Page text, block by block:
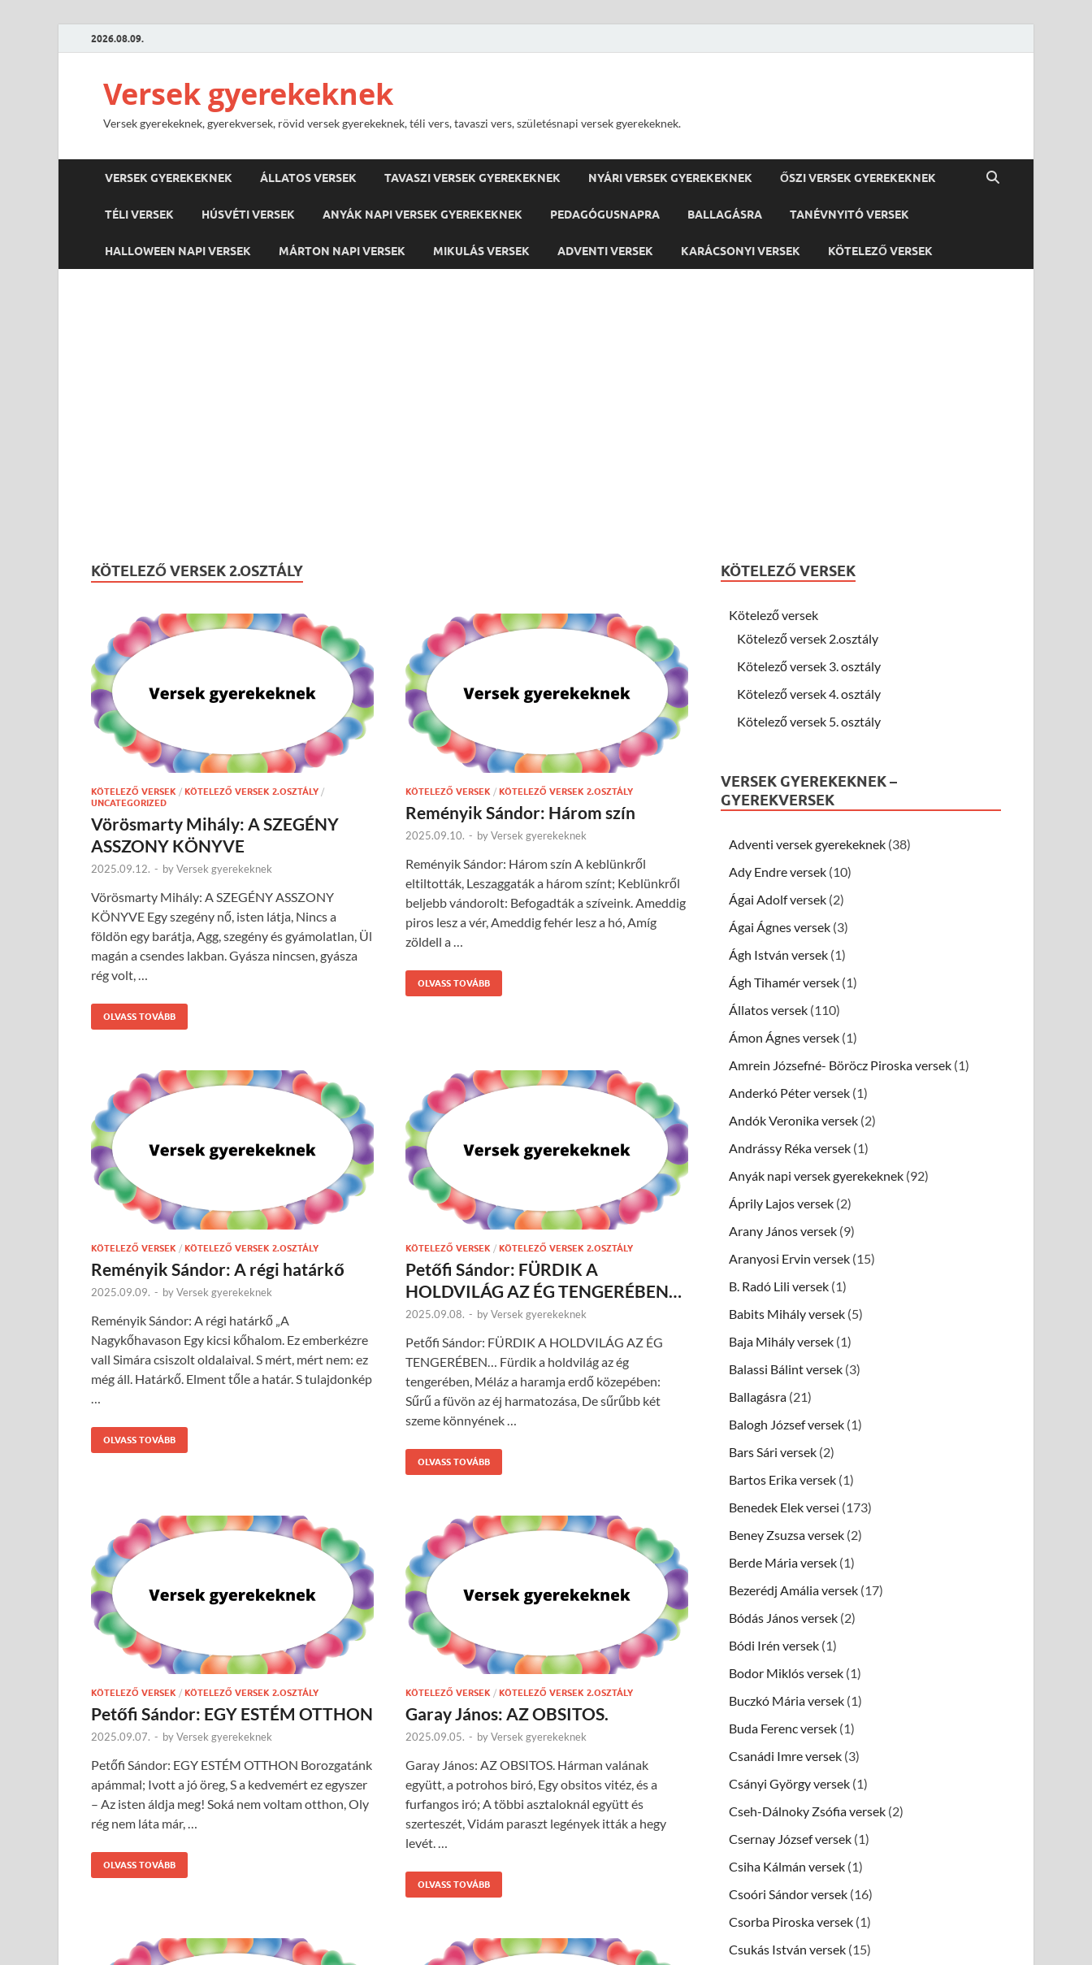
2026.08.09.
Versek gyerekeknek
Versek gyerekeknek, gyerekversek, rövid versek gyerekeknek, téli vers, tavaszi vers, születésnapi versek gyerekeknek.
VERSEK GYEREKEKNEK ÁLLATOS VERSEK TAVASZI VERSEK GYEREKEKNEK NYÁRI VERSEK GYEREKEKNEK ŐSZI VERSEK GYEREKEKNEK
TÉLI VERSEK HÚSVÉTI VERSEK ANYÁK NAPI VERSEK GYEREKEKNEK PEDAGÓGUSNAPRA BALLAGÁSRA TANÉVNYITÓ VERSEK
HALLOWEEN NAPI VERSEK MÁRTON NAPI VERSEK MIKULÁS VERSEK ADVENTI VERSEK KARÁCSONYI VERSEK KÖTELEZŐ VERSEK
KÖTELEZŐ VERSEK 2.OSZTÁLY
KÖTELEZŐ VERSEK / KÖTELEZŐ VERSEK 2.OSZTÁLY /
UNCATEGORIZED
Vörösmarty Mihály: A SZEGÉNY
ASSZONY KÖNYVE
2025.09.12. - byVersek gyerekeknek
Vörösmarty Mihály: A SZEGÉNY ASSZONY
KÖNYVE Egy szegény nő, isten látja, Nincs a
földön egy barátja, Agg, szegény és gyámolatlan, Ül
magán a csendes lakban. Gyásza nincsen, gyásza
rég volt, …
OLVASS TOVÁBB
KÖTELEZŐ VERSEK / KÖTELEZŐ VERSEK 2.OSZTÁLY
Reményik Sándor: Három szín
2025.09.10. - byVersek gyerekeknek
Reményik Sándor: Három szín A keblünkről
eltiltották, Leszaggaták a három színt; Keblünkről
beljebb vándorolt: Befogadták a szíveink. Ameddig
piros lesz a vér, Ameddig fehér lesz a hó, Amíg
zöldell a …
OLVASS TOVÁBB
KÖTELEZŐ VERSEK / KÖTELEZŐ VERSEK 2.OSZTÁLY
Reményik Sándor: A régi határkő
2025.09.09. - byVersek gyerekeknek
Reményik Sándor: A régi határkő „A
Nagykőhavason Egy kicsi kőhalom. Ez emberkézre
vall Simára csiszolt oldalaival. S mért, mért nem: ez
még áll. Határkő. Elment tőle a határ. S tulajdonkép
OLVASS TOVÁBB
KÖTELEZŐ VERSEK / KÖTELEZŐ VERSEK 2.OSZTÁLY
Petőfi Sándor: FÜRDIK A
HOLDVILÁG AZ ÉG TENGERÉBEN…
2025.09.08. - byVersek gyerekeknek
Petőfi Sándor: FÜRDIK A HOLDVILÁG AZ ÉG
TENGERÉBEN… Fürdik a holdvilág az ég
tengerében, Méláz a haramja erdő közepében:
Sűrű a füvön az éj harmatozása, De sűrűbb két
szeme könnyének …
OLVASS TOVÁBB
KÖTELEZŐ VERSEK / KÖTELEZŐ VERSEK 2.OSZTÁLY
Petőfi Sándor: EGY ESTÉM OTTHON
2025.09.07. - byVersek gyerekeknek
Petőfi Sándor: EGY ESTÉM OTTHON Borozgatánk
apámmal; Ivott a jó öreg, S a kedvemért ez egyszer
– Az isten áldja meg! Soká nem voltam otthon, Oly
rég nem láta már, …
OLVASS TOVÁBB
KÖTELEZŐ VERSEK / KÖTELEZŐ VERSEK 2.OSZTÁLY
Garay János: AZ OBSITOS.
2025.09.05. - byVersek gyerekeknek
Garay János: AZ OBSITOS. Hárman valának
együtt, a potrohos biró, Egy obsitos vitéz, és a
furfangos iró; A többi asztaloknál együtt és
szerteszét, Vidám paraszt legények itták a hegy
levét. …
OLVASS TOVÁBB
KÖTELEZŐ VERSEK
Kötelező versek
Kötelező versek 2.osztály
Kötelező versek 3. osztály
Kötelező versek 4. osztály
Kötelező versek 5. osztály
VERSEK GYEREKEKNEK –
GYEREKVERSEK
Adventi versek gyerekeknek (38)
Ady Endre versek (10)
Ágai Adolf versek (2)
Ágai Ágnes versek (3)
Ágh István versek (1)
Ágh Tihamér versek (1)
Állatos versek (110)
Ámon Ágnes versek (1)
Amrein Józsefné- Böröcz Piroska versek (1)
Anderkó Péter versek (1)
Andók Veronika versek (2)
Andrássy Réka versek (1)
Anyák napi versek gyerekeknek (92)
Áprily Lajos versek (2)
Arany János versek (9)
Aranyosi Ervin versek (15)
B. Radó Lili versek (1)
Babits Mihály versek (5)
Baja Mihály versek (1)
Balassi Bálint versek (3)
Ballagásra (21)
Balogh József versek (1)
Bars Sári versek (2)
Bartos Erika versek (1)
Benedek Elek versei (173)
Beney Zsuzsa versek (2)
Berde Mária versek (1)
Bezerédj Amália versek (17)
Bódás János versek (2)
Bódi Irén versek (1)
Bodor Miklós versek (1)
Buczkó Mária versek (1)
Buda Ferenc versek (1)
Csanádi Imre versek (3)
Csányi György versek (1)
Cseh-Dálnoky Zsófia versek (2)
Csernay József versek (1)
Csiha Kálmán versek (1)
Csoóri Sándor versek (16)
Csorba Piroska versek (1)
Csukás István versek (15)